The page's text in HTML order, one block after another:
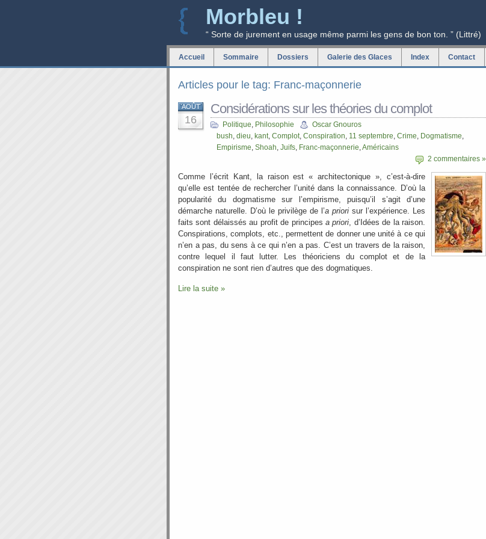
Morbleu !
“ Sorte de jurement en usage même parmi les gens de bon ton. ” (Littré)
Accueil Sommaire Dossiers Galerie des Glaces Index Contact
Articles pour le tag: Franc-maçonnerie
AOÛT
16
Considérations sur les théories du complot
Politique, Philosophie
Oscar Gnouros
bush, dieu, kant, Complot, Conspiration, 11 septembre, Crime, Dogmatisme,
Empirisme, Shoah, Juifs, Franc-maçonnerie,Américains
2 commentaires »
Comme l’écrit Kant, la raison est « architectonique », c’est-à-dire
qu’elle est tentée de rechercher l’unité dans la connaissance. D’où la
popularité du dogmatisme sur l’empirisme, puisqu’il s’agit d’une
démarche naturelle. D’où le privilège de l’a priori sur l’expérience. Les
faits sont délaissés au profit de principes a priori, d’Idées de la raison.
Conspirations, complots, etc., permettent de donner une unité à ce qui
n’en a pas, du sens à ce qui n’en a pas. C’est un travers de la raison,
contre lequel il faut lutter. Les théoriciens du complot et de la
conspiration ne sont rien d’autres que des dogmatiques.
Lire la suite »